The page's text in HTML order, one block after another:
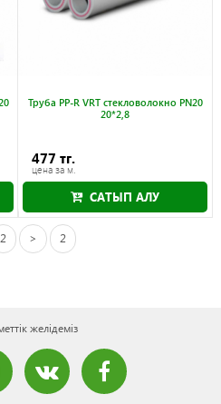
Труба PP-R VRT стекловолокно PN20
20*2,8
477 тг.
цена за м.
САТЫП АЛУ
2 > 2
желідеміз